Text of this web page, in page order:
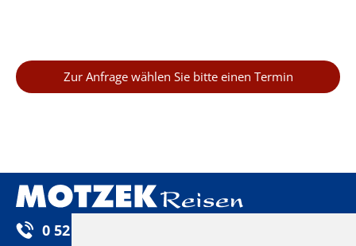
Zur Anfrage wählen Sie bitte einen Termin
0 52 32 / 92 25-0